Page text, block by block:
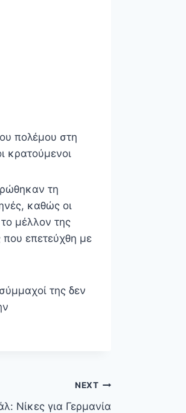
πολέμου στη
κρατούμενοι
τη
καθώς οι
μέλλον της
επετεύχθη με
της δεν
NEXT
Νίκες για Γερμανία